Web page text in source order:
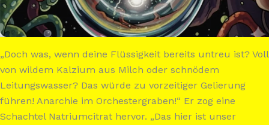
„Doch was, wenn deine Flüssigkeit bereits untreu ist? Voll
von wildem Kalzium aus Milch oder schnödem
Leitungswasser? Das würde zu vorzeitiger Gelierung
führen! Anarchie im Orchestergraben!“ Er zog eine
Schachtel Natriumcitrat hervor. „Das hier ist unser